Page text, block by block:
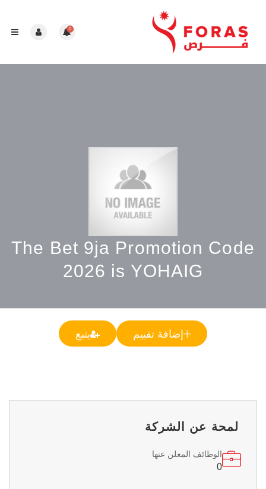
0
The Bet 9ja Promotion Code
2026 is YOHAIG
إضافة تقييم يتبع
لمحة عن الشركة
الوظائف المعلن عنها
0